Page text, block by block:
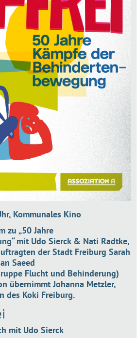
Kommunales Kino
zu „50 Jahre
mit Udo Sierck & Nati Radtke,
der Stadt Freiburg Sarah
Saeed
Flucht und Behinderung)
übernimmt Johanna Metzler,
des Koki Freiburg.
mit Udo Sierck